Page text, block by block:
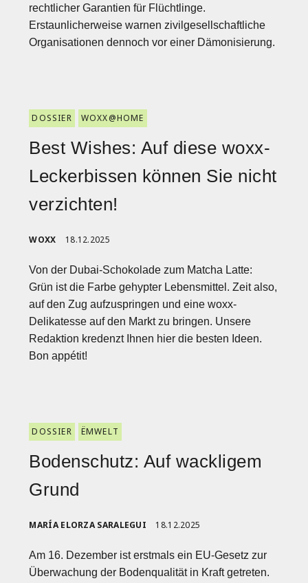
rechtlicher Garantien für Flüchtlinge.
Erstaunlicherweise warnen zivilgesellschaftliche
Organisationen dennoch vor einer Dämonisierung.
DOSSIER WOXX@HOME
Best Wishes: Auf diese woxx-
Leckerbissen können Sie nicht
verzichten!
WOXX 18.12.2025
Von der Dubai-Schokolade zum Matcha Latte:
Grün ist die Farbe gehypter Lebensmittel. Zeit also,
auf den Zug aufzuspringen und eine woxx-
Delikatesse auf den Markt zu bringen. Unsere
Redaktion kredenzt Ihnen hier die besten Ideen.
Bon appétit!
DOSSIER ËMWELT
Bodenschutz: Auf wackligem
Grund
MARÍA ELORZA SARALEGUI 18.12.2025
Am 16. Dezember ist erstmals ein EU-Gesetz zur
Überwachung der Bodenqualität in Kraft getreten.